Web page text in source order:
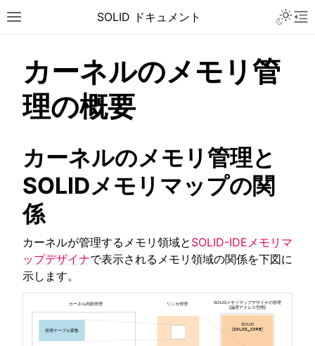
Toggle site navigation sidebar
SOLID ドキュメント
navigation of チュートリアル
navigation of ユーザーガイド
カーネルのメモリ管
理の概要
カーネルのメモリ管理と
SOLIDメモリマップの関
係
カーネルが管理するメモリ領域と SOLID-IDEメモリマ
ップデザイナで表示されるメモリ領域の関係を下図に
示します。